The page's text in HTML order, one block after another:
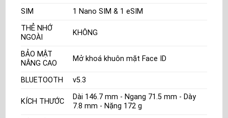
SIM
1 Nano SIM & 1 eSIM
THẺ NHỚ
NGOÀI
KHÔNG
BẢO MẬT
NÂNG CAO
Mở khoá khuôn mặt Face ID
BLUETOOTH v5.3
KÍCH THƯỚC
Dài 146.7 mm - Ngang 71.5 mm - Dày
7.8 mm - Nặng 172 g